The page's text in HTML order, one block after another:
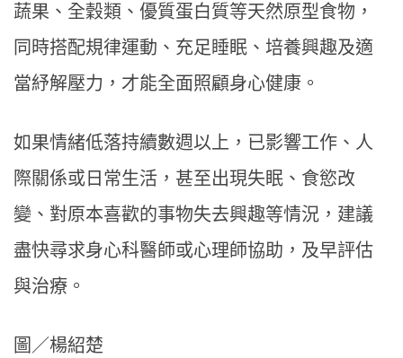
蔬果、全穀類、優質蛋白質等天然原型食物，
同時搭配規律運動、充足睡眠、培養興趣及適
當紓解壓力，才能全面照顧身心健康。
如果情緒低落持續數週以上，已影響工作、人
際關係或日常生活，甚至出現失眠、食慾改
變、對原本喜歡的事物失去興趣等情況，建議
盡快尋求身心科醫師或心理師協助，及早評估
與治療。
圖／楊紹楚